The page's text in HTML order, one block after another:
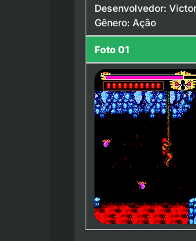
Desenvolvedor:
Gênero: Ação
Foto 01